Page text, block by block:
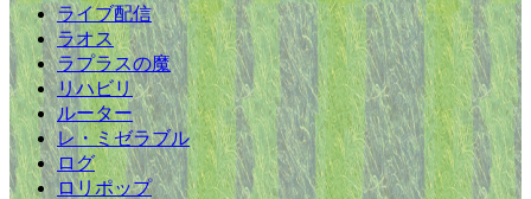
ライブ配信
ラオス
ラプラスの魔
リハビリ
ルーター
レ・ミゼラブル
ログ
ロリポップ